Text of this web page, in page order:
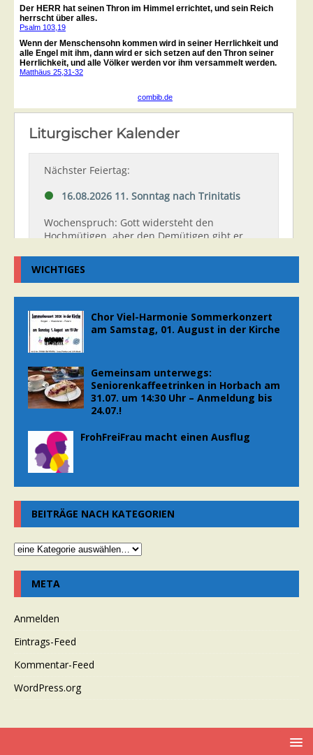
WICHTIGES
Chor Viel-Harmonie Sommerkonzert
am Samstag, 01. August in der Kirche
Gemeinsam unterwegs:
Seniorenkaffeetrinken in Horbach am
31.07. um 14:30 Uhr – Anmeldung bis
24.07.!
FrohFreiFrau macht einen Ausflug
BEITRÄGE NACH KATEGORIEN
META
Anmelden
Eintrags-Feed
Kommentar-Feed
WordPress.org